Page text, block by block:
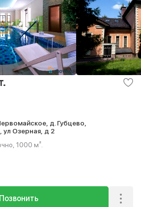
д. Губцево,
ул Озерная, д 2
1000 м².
Позвонить